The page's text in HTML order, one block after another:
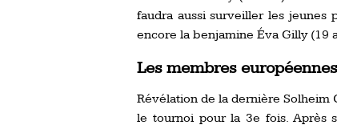
faudra aussi surveiller les jeunes
encore la benjamine Éva Gilly (19
Les membres
Révélation de la dernière Solheim
le tournoi pour la 3e fois. Après